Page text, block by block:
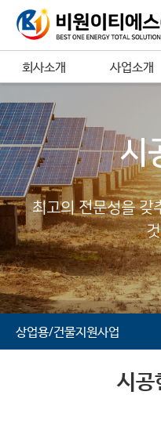
회사소개 사업소개
시
최고의 전문성을 갖
상업용/건물지원사업
시공